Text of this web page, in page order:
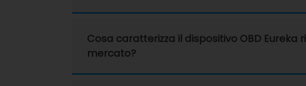
Cosa caratterizza il dispositivo OBD
mercato?